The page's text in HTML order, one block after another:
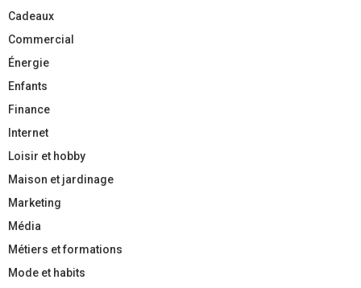
Cadeaux
Commercial
Énergie
Enfants
Finance
Internet
Loisir et hobby
Maison et jardinage
Marketing
Média
Métiers et formations
Mode et habits